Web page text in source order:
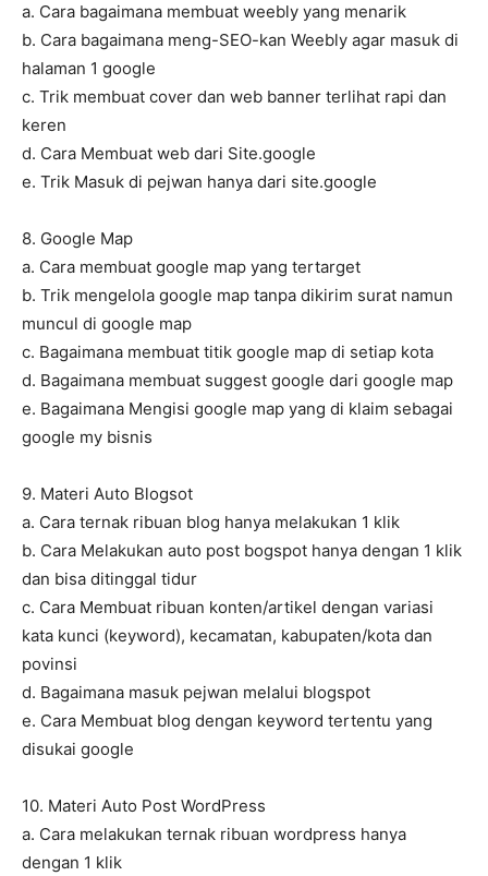
a. Cara bagaimana membuat weebly yang menarik
b. Cara bagaimana meng-SEO-kan Weebly agar masuk di
halaman 1 google
c. Trik membuat cover dan web banner terlihat rapi dan
keren
d. Cara Membuat web dari Site.google
e. Trik Masuk di pejwan hanya dari site.google
8. Google Map
a. Cara membuat google map yang tertarget
b. Trik mengelola google map tanpa dikirim surat namun
muncul di google map
c. Bagaimana membuat titik google map di setiap kota
d. Bagaimana membuat suggest google dari google map
e. Bagaimana Mengisi google map yang di klaim sebagai
google my bisnis
9. Materi Auto Blogsot
a. Cara ternak ribuan blog hanya melakukan 1 klik
b. Cara Melakukan auto post bogspot hanya dengan 1 klik
dan bisa ditinggal tidur
c. Cara Membuat ribuan konten/artikel dengan variasi
kata kunci (keyword), kecamatan, kabupaten/kota dan
povinsi
d. Bagaimana masuk pejwan melalui blogspot
e. Cara Membuat blog dengan keyword tertentu yang
disukai google
10. Materi Auto Post WordPress
a. Cara melakukan ternak ribuan wordpress hanya
dengan 1 klik